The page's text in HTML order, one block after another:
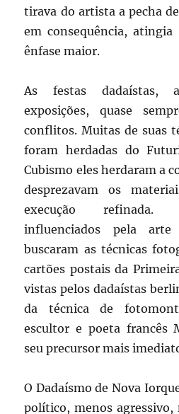
tirava do artista a pecha
em consequência,
ênfase maior.
As festas dadaístas,
exposições, quase
conflitos. Muitas de suas
foram herdadas do
Cubismo eles herdaram a
desprezavam os
execução refinada.
influenciados pela
buscaram as técnicas
cartões postais da
vistas pelos dadaístas
da técnica de
escultor e poeta francês
seu precursor mais
O Dadaísmo de Nova
político, menos agressivo,